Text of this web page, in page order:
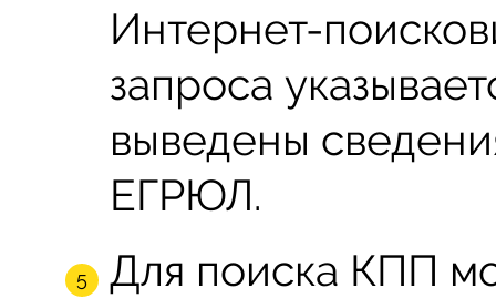
Интернет-
запроса
выведены
ЕГРЮЛ.
Для поиска КПП